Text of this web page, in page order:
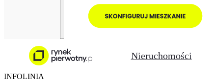
Nieruchomości
INFOLINIA